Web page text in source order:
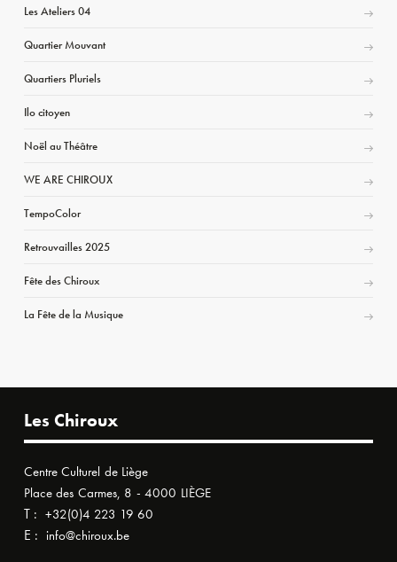
Les Ateliers 04
Quartier Mouvant
Quartiers Pluriels
Ilo citoyen
Noël au Théâtre
WE ARE CHIROUX
TempoColor
Retrouvailles 2025
Fête des Chiroux
La Fête de la Musique
Les Chiroux
Centre Culturel de Liège
Place des Carmes, 8 - 4000 LIÈGE
T : +32(0)4 223 19 60
E : info@chiroux.be